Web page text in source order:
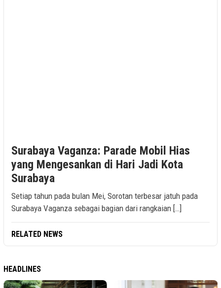
Surabaya Vaganza: Parade Mobil Hias
yang Mengesankan di Hari Jadi Kota
Surabaya
Setiap tahun pada bulan Mei, Sorotan terbesar jatuh pada
Surabaya Vaganza sebagai bagian dari rangkaian […]
RELATED NEWS
HEADLINES